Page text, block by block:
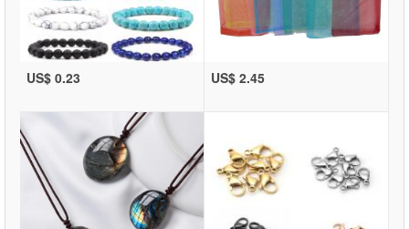
US$ 0.23 US$ 2.45